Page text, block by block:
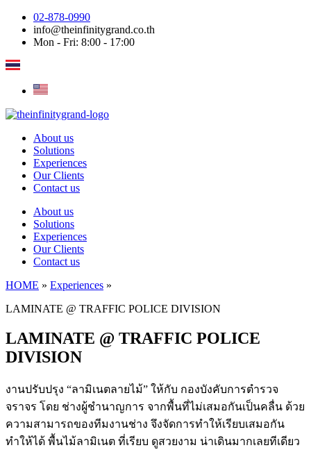
Skip
content
02-878-0990
info@theinfinitygrand.co.th
Mon - Fri: 8:00 - 17:00
About us
Solutions
Experiences
Our Clients
Contact us
About us
Solutions
Experiences
Our Clients
Contact us
HOME » Experiences »
LAMINATE @ TRAFFIC POLICE DIVISION
LAMINATE @ TRAFFIC POLICE
DIVISION
งานปรับปรุง “ลามิเนตลายไม้” ให้กับ กองบังคับการตำรวจ
จราจร โดย ช่างผู้ชำนาญการ จากพื้นที่ไม่เสมอกันเป็นคลื่น ด้วย
ความสามารถของทีมงานช่าง จึงจัดการทำให้เรียบเสมอกัน
ทำให้ได้ พื้นไม้ลามิเนต ที่เรียบ ดูสวยงาม น่าเดินมากเลยทีเดียว